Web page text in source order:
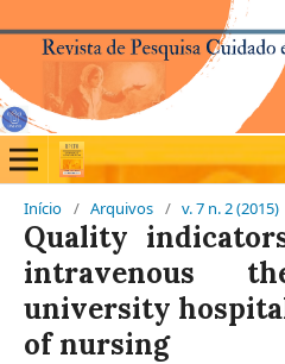
Início / Arquivos / v. 7 n. 2 (2015)
Quality
intravenous
university
of nursing